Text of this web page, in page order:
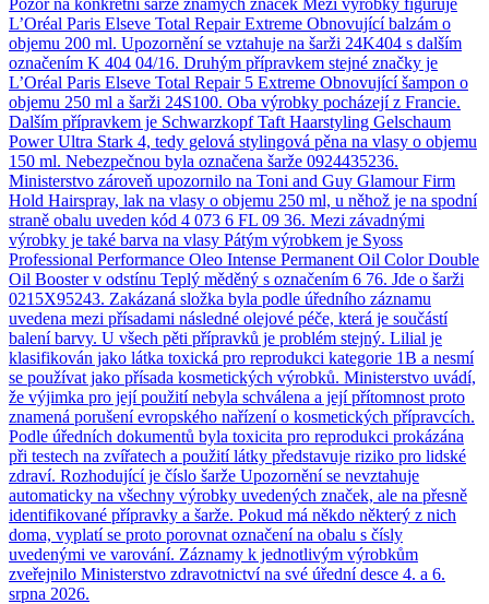
L’Oréal Paris Elseve Total Repair Extreme Obnovující balzám o
objemu 200 ml. Upozornění se vztahuje na šarži 24K404 s dalším
označením K 404 04/16. Druhým přípravkem stejné značky je
L’Oréal Paris Elseve Total Repair 5 Extreme Obnovující šampon o
objemu 250 ml a šarži 24S100. Oba výrobky pocházejí z Francie.
Dalším přípravkem je Schwarzkopf Taft Haarstyling Gelschaum
Power Ultra Stark 4, tedy gelová stylingová pěna na vlasy o objemu
150 ml. Nebezpečnou byla označena šarže 0924435236.
Ministerstvo zároveň upozornilo na Toni and Guy Glamour Firm
Hold Hairspray, lak na vlasy o objemu 250 ml, u něhož je na spodní
straně obalu uveden kód 4 073 6 FL 09 36. Mezi závadnými
výrobky je také barva na vlasy Pátým výrobkem je Syoss
Professional Performance Oleo Intense Permanent Oil Color Double
Oil Booster v odstínu Teplý měděný s označením 6 76. Jde o šarži
0215X95243. Zakázaná složka byla podle úředního záznamu
uvedena mezi přísadami následné olejové péče, která je součástí
balení barvy. U všech pěti přípravků je problém stejný. Lilial je
klasifikován jako látka toxická pro reprodukci kategorie 1B a nesmí
se používat jako přísada kosmetických výrobků. Ministerstvo uvádí,
že výjimka pro její použití nebyla schválena a její přítomnost proto
znamená porušení evropského nařízení o kosmetických přípravcích.
Podle úředních dokumentů byla toxicita pro reprodukci prokázána
při testech na zvířatech a použití látky představuje riziko pro lidské
zdraví. Rozhodující je číslo šarže Upozornění se nevztahuje
automaticky na všechny výrobky uvedených značek, ale na přesně
identifikované přípravky a šarže. Pokud má někdo některý z nich
doma, vyplatí se proto porovnat označení na obalu s čísly
uvedenými ve varování. Záznamy k jednotlivým výrobkům
zveřejnilo Ministerstvo zdravotnictví na své úřední desce 4. a 6.
srpna 2026.